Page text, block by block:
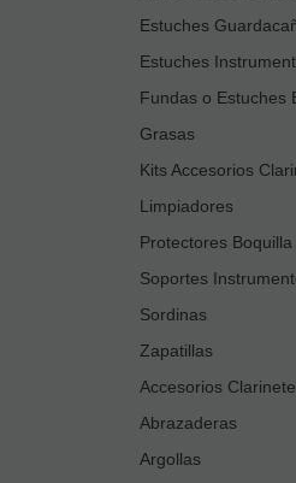
Estuches
Estuches
Fundas o Estuches
Grasas
Kits Accesorios
Limpiadores
Protectores Boquilla
Soportes
Sordinas
Zapatillas
Accesorios
Abrazaderas
Argollas